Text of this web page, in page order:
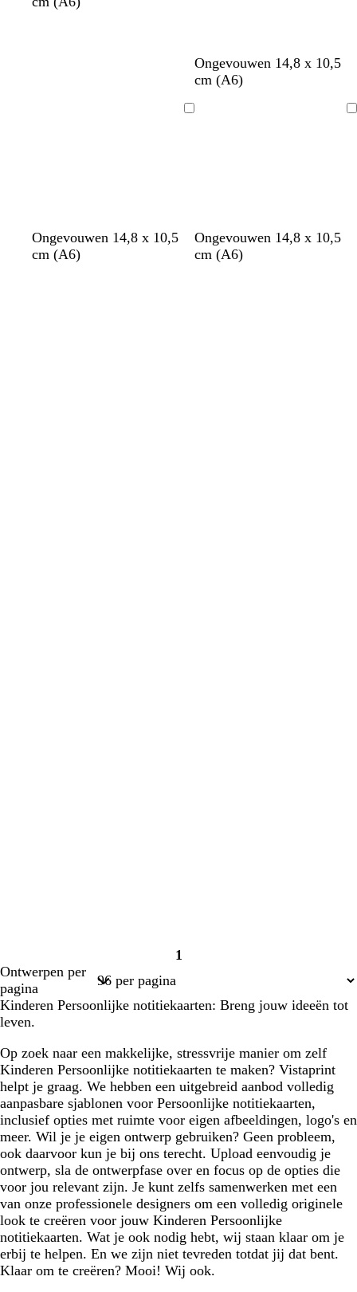
l
i
h
l
i
h
l
a
e
Ongevouwen 14,8 x 10,5
cm (A6)
Ongevouwen 14,8 x 10,5
cm (A6)
l
i
w
i
Ongevouwen 14,8 x 10,5
cm (A6)
Pagina
1
Ontwerpen per
pagina
Kinderen Persoonlijke notitiekaarten: Breng jouw ideeën tot
leven.
Op zoek naar een makkelijke, stressvrije manier om zelf
Kinderen Persoonlijke notitiekaarten te maken? Vistaprint
helpt je graag. We hebben een uitgebreid aanbod volledig
aanpasbare sjablonen voor Persoonlijke notitiekaarten,
inclusief opties met ruimte voor eigen afbeeldingen, logo's en
meer. Wil je je eigen ontwerp gebruiken? Geen probleem,
ook daarvoor kun je bij ons terecht. Upload eenvoudig je
ontwerp, sla de ontwerpfase over en focus op de opties die
voor jou relevant zijn. Je kunt zelfs samenwerken met een
van onze professionele designers om een volledig originele
look te creëren voor jouw Kinderen Persoonlijke
notitiekaarten. Wat je ook nodig hebt, wij staan klaar om je
erbij te helpen. En we zijn niet tevreden totdat jij dat bent.
Klaar om te creëren? Mooi! Wij ook.